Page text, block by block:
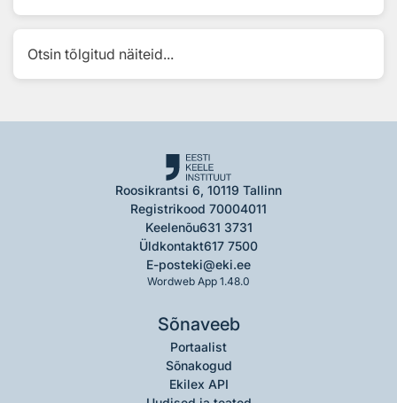
Otsin tõlgitud näiteid...
Roosikrantsi 6, 10119 Tallinn
Registrikood 70004011
Keelenõu631 3731
Üldkontakt617 7500
E-posteki@eki.ee
Wordweb App 1.48.0
Sõnaveeb
Portaalist
Sõnakogud
Ekilex API